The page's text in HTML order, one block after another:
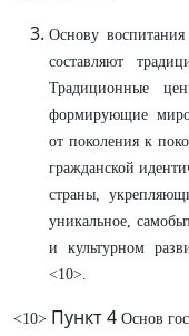
Основу
составляют
Традиционные
формирующие
от поколения к
гражданской
страны,
уникальное,
и культурном
<10>.
<10> Пункт 4 Основ